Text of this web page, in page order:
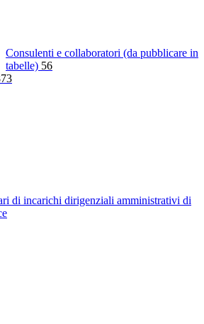
Consulenti e collaboratori (da pubblicare in
tabelle) 56
di incarichi dirigenziali amministrativi di